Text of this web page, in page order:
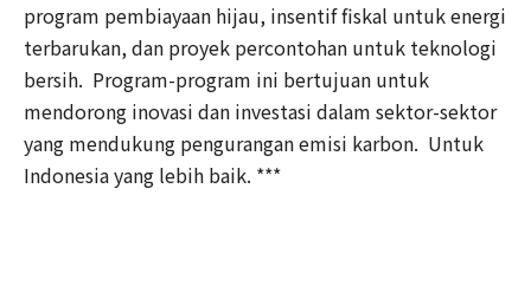
program pembiayaan hijau, insentif fiskal untuk energi
terbarukan, dan proyek percontohan untuk teknologi
bersih. Program-program ini bertujuan untuk
mendorong inovasi dan investasi dalam sektor-sektor
yang mendukung pengurangan emisi karbon. Untuk
Indonesia yang lebih baik. ***